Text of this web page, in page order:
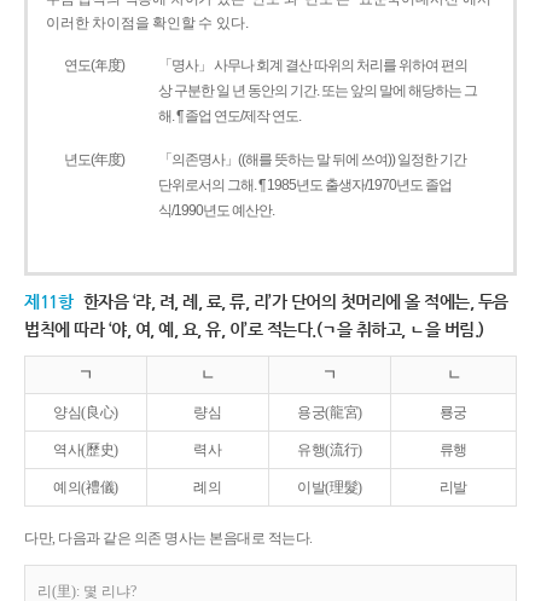
이러한 차이점을 확인할 수 있다.
연도(年度)
「명사」 사무나 회계 결산 따위의 처리를 위하여 편의
상 구분한 일 년 동안의 기간. 또는 앞의 말에 해당하는 그
해. ¶ 졸업 연도/제작 연도.
년도(年度)
「의존명사」((해를 뜻하는 말 뒤에 쓰여)) 일정한 기간
단위로서의 그해. ¶ 1985년도 출생자/1970년도 졸업
식/1990년도 예산안.
제11항 한자음 ‘랴, 려, 례, 료, 류, 리’가 단어의 첫머리에 올 적에는, 두음
법칙에 따라 ‘야, 여, 예, 요, 유, 이’로 적는다.(ㄱ을 취하고, ㄴ을 버림.)
ㄱ ㄴ ㄱ ㄴ
양심(良心) 량심 용궁(龍宮) 룡궁
역사(歷史) 력사 유행(流行) 류행
예의(禮儀) 례의 이발(理髮) 리발
다만, 다음과 같은 의존 명사는 본음대로 적는다.
리(里): 몇 리냐?